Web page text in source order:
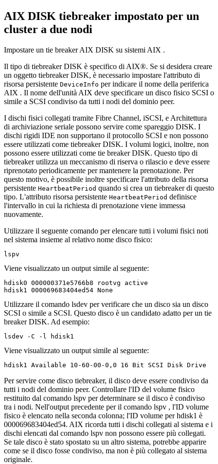
AIX DISK tiebreaker impostato per un
cluster a due nodi
Impostare un tie breaker AIX DISK su sistemi AIX .
Il tipo di tiebreaker DISK è specifico di AIX®. Se si desidera creare
un oggetto tiebreaker DISK, è necessario impostare l'attributo di
risorsa persistente DeviceInfo per indicare il nome della periferica
AIX . Il nome dell'unità AIX deve specificare un disco fisico SCSI o
simile a SCSI condiviso da tutti i nodi del dominio peer.
I dischi fisici collegati tramite Fibre Channel, iSCSI, e Architettura
di archiviazione seriale possono servire come spareggio DISK. I
dischi rigidi IDE non supportano il protocollo SCSI e non possono
essere utilizzati come tiebreaker DISK. I volumi logici, inoltre, non
possono essere utilizzati come tie breaker DISK. Questo tipo di
tiebreaker utilizza un meccanismo di riserva o rilascio e deve essere
riprenotato periodicamente per mantenere la prenotazione. Per
questo motivo, è possibile inoltre specificare l'attributo della risorsa
persistente HeartbeatPeriod quando si crea un tiebreaker di questo
tipo. L'attributo risorsa persistente HeartbeatPeriod definisce
l'intervallo in cui la richiesta di prenotazione viene immessa
nuovamente.
Utilizzare il seguente comando per elencare tutti i volumi fisici noti
nel sistema insieme al relativo nome disco fisico:
lspv
Viene visualizzato un output simile al seguente:
hdisk0 000000371e5766b8 rootvg active
hdisk1 000069683404ed54 None
Utilizzare il comando lsdev per verificare che un disco sia un disco
SCSI o simile a SCSI. Questo disco è un candidato adatto per un tie
breaker DISK. Ad esempio:
lsdev -C -l hdisk1
Viene visualizzato un output simile al seguente:
hdisk1 Available 10-60-00-0,0 16 Bit SCSI Disk Drive
Per servire come disco tiebreaker, il disco deve essere condiviso da
tutti i nodi del dominio peer. Controllare l'ID del volume fisico
restituito dal comando lspv per determinare se il disco è condiviso
tra i nodi. Nell'output precedente per il comando lspv , l'ID volume
fisico è elencato nella seconda colonna; l'ID volume per hdisk1 è
000069683404ed54. AIX ricorda tutti i dischi collegati al sistema e i
dischi elencati dal comando lspv non possono essere più collegati.
Se tale disco è stato spostato su un altro sistema, potrebbe apparire
come se il disco fosse condiviso, ma non è più collegato al sistema
originale.